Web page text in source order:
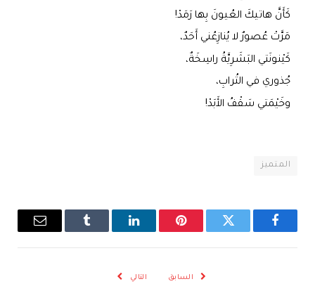
كَأَنَّ هاتيكَ العُيونَ بِها رَمَدْ!
مَرَّتْ عُصورٌ لا يُنازِعُني أَحَدٌ،
كَيْنونَتي البَشَرِيَّةُ راسِخَةٌ،
جُذوري في التُرابِ،
وخَيْمَتي سَقْفُ الأَبَدْ!
المتميز
فيسبوك تويتر بينتيريستلينكدإن Tumblr
البريد
السابق التالي